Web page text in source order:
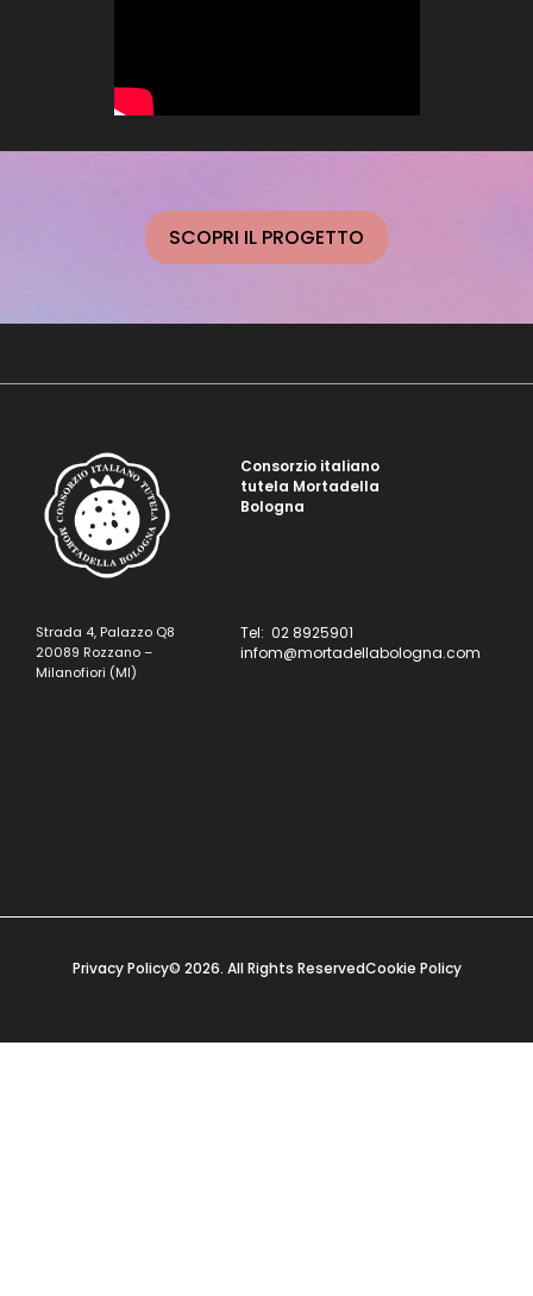
SCOPRI IL PROGETTO
Consorzio italiano
tutela Mortadella
Bologna
Strada 4, Palazzo Q8
20089 Rozzano –
Milanofiori (MI)
Tel: 02 8925901
infom@mortadellabologna.com
Privacy Policy© 2026. All Rights ReservedCookie Policy